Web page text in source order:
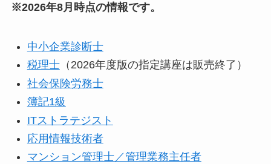
※2026年8月時点の情報です。
中小企業診断士
税理士（2026年度版の指定講座は販売終了）
社会保険労務士
簿記1級
ITストラテジスト
応用情報技術者
マンション管理士／管理業務主任者